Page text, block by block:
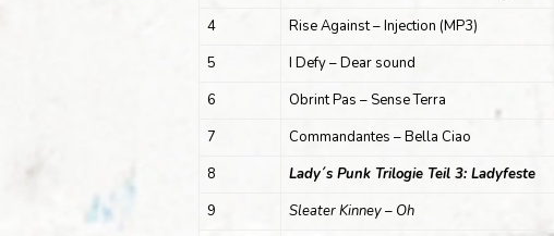
4
Rise Against – Injection (MP3)
5
I Defy – Dear sound
6
Obrint Pas – Sense Terra
7
Commandantes – Bella Ciao
8
Lady´s Punk Trilogie Teil 3: Ladyfeste
9
Sleater Kinney – Oh